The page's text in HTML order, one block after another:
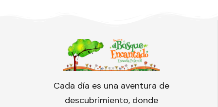
Cada día es una aventura de
descubrimiento, donde